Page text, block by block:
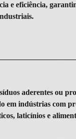
e eficiência,
aderentes ou
em indústrias com
laticínios e